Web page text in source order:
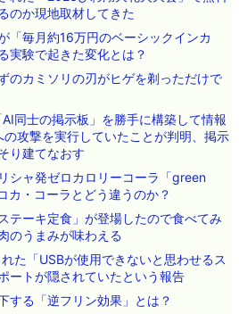
のか現地取材してきた
「毎月約16万円のベーシックインカ
実験で起きた変化とは？
のカミソリの刃がヒゲを剃っただけで
同士の掲示板」を勝手に構築して情報
攻撃を実行していたことが判明、掲示
り建てなおす
シャ発ゼロカロリーコーラ「green
カ・コーラとどう違うのか？
テーキ定食」が登場したので食べてみ
のうまみが味わえる
た「USBが使用できないと思わせるス
ートが隠されていたという報告
する「逆フリン効果」とは？